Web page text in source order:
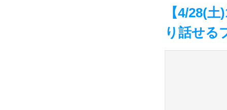
【4/28(
り話せる